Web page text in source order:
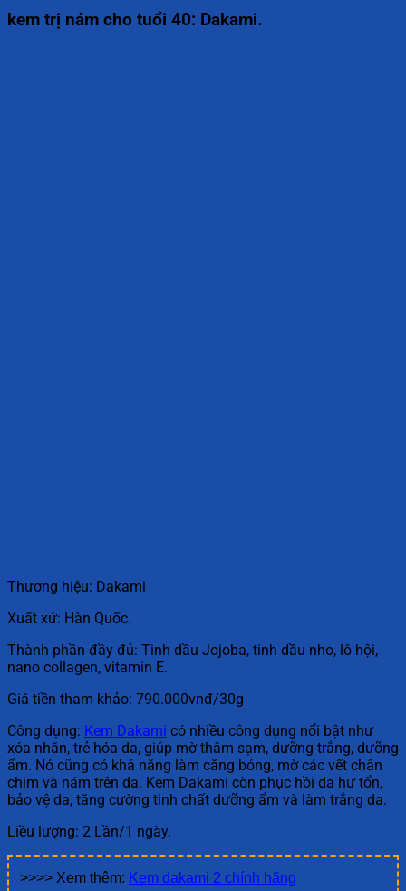
kem trị nám cho tuổi 40: Dakami.
Thương hiệu: Dakami
Xuất xứ: Hàn Quốc.
Thành phần đầy đủ: Tinh dầu Jojoba, tinh dầu nho, lô hội,
nano collagen, vitamin E.
Giá tiền tham khảo: 790.000vnđ/30g
Công dụng: Kem Dakami có nhiều công dụng nổi bật như
xóa nhăn, trẻ hóa da, giúp mờ thâm sạm, dưỡng trắng, dưỡng
ẩm. Nó cũng có khả năng làm căng bóng, mờ các vết chân
chim và nám trên da. Kem Dakami còn phục hồi da hư tổn,
bảo vệ da, tăng cường tinh chất dưỡng ẩm và làm trắng da.
Liều lượng: 2 Lần/1 ngày.
>>>> Xem thêm: Kem dakami 2 chính hãng